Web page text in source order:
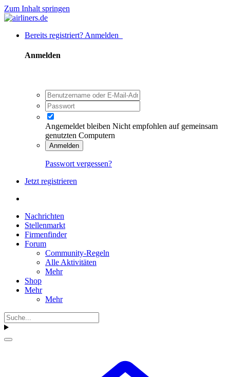
Zum Inhalt springen
Bereits registriert? Anmelden
Anmelden
Angemeldet bleiben Nicht empfohlen auf gemeinsam
genutzten Computern
Anmelden
Passwort vergessen?
Jetzt registrieren
Nachrichten
Stellenmarkt
Firmenfinder
Forum
Community-Regeln
Alle Aktivitäten
Mehr
Shop
Mehr
Mehr